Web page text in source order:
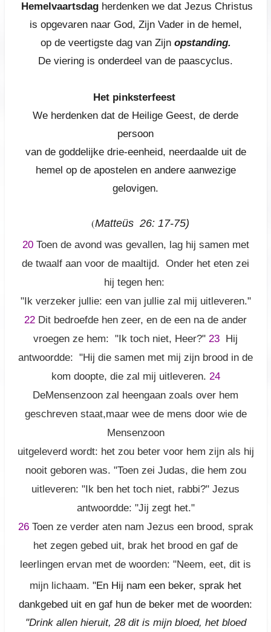
Hemelvaartsdag herdenken we dat Jezus Christus
is opgevaren naar God, Zijn Vader in de hemel,
op de veertigste dag van Zijn opstanding.
De viering is onderdeel van de paascyclus.
Het pinksterfeest
We herdenken dat de Heilige Geest, de derde
persoon
van de goddelijke drie-eenheid, neerdaalde uit de
hemel op de apostelen en andere aanwezige
gelovigen.
(Matteüs 26: 17-75)
20Toen de avond was gevallen, lag hij samen met
de twaalf aan voor de maaltijd. Onder het eten zei
hij tegen hen:
"Ik verzeker jullie: een van jullie zal mij uitleveren."
22 Dit bedroefde hen zeer, en de een na de ander
vroegen ze hem: "Ik toch niet, Heer?" 23 Hij
antwoordde: "Hij die samen met mij zijn brood in de
kom doopte, die zal mij uitleveren. 24
DeMensenzoon zal heengaan zoals over hem
geschreven staat,maar wee de mens door wie de
Mensenzoon
uitgeleverd wordt: het zou beter voor hem zijn als hij
nooit geboren was. "Toen zei Judas, die hem zou
uitleveren: "Ik ben het toch niet, rabbi?" Jezus
antwoordde: "Jij zegt het."
26 Toen ze verder aten nam Jezus een brood, sprak
het zegen gebed uit, brak het brood en gaf de
leerlingen ervan met de woorden: "Neem, eet, dit is
mijn lichaam. "En Hij nam een beker, sprak het
dankgebed uit en gaf hun de beker met de woorden:
"Drink allen hieruit, 28dit is mijn bloed, het bloed